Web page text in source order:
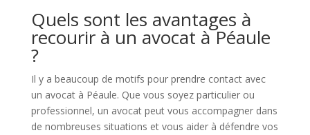
Quels sont les avantages à
recourir à un avocat à Péaule
?
Il y a beaucoup de motifs pour prendre contact avec
un avocat à Péaule. Que vous soyez particulier ou
professionnel, un avocat peut vous accompagner dans
de nombreuses situations et vous aider à défendre vos